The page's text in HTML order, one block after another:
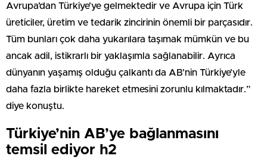
Avrupa’dan Türkiye’ye gelmektedir ve Avrupa için Türk
üreticiler, üretim ve tedarik zincirinin önemli bir parçasıdır.
Tüm bunları çok daha yukarılara taşımak mümkün ve bu
ancak adil, istikrarlı bir yaklaşımla sağlanabilir. Ayrıca
dünyanın yaşamış olduğu çalkantı da AB’nin Türkiye’yle
daha fazla birlikte hareket etmesini zorunlu kılmaktadır.”
diye konuştu.
Türkiye’nin AB’ye bağlanmasını
temsil ediyor h2